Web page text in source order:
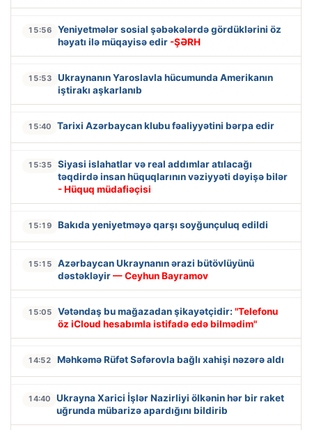
15:56
Yeniyetmələr sosial şəbəkələrdə gördüklərini öz
həyatı ilə müqayisə edir -ŞƏRH
15:53
Ukraynanın Yaroslavla hücumunda Amerikanın
iştirakı aşkarlanıb
15:40 Tarixi Azərbaycan klubu fəaliyyətini bərpa edir
15:35
Siyasi islahatlar və real addımlar atılacağı
təqdirdə insan hüquqlarının vəziyyəti dəyişə bilər
- Hüquq müdafiəçisi
15:19 Bakıda yeniyetməyə qarşı soyğunçuluq edildi
15:15
Azərbaycan Ukraynanın ərazi bütövlüyünü
dəstəkləyir— Ceyhun Bayramov
15:05 Vətəndaş bu mağazadan şikayətçidir: "Telefonu
öz iCloud hesabımla istifadə edə bilmədim"
14:52 Məhkəmə Rüfət Səfərovla bağlı xahişi nəzərə aldı
14:40
Ukrayna Xarici İşlər Nazirliyi ölkənin hər bir raket
uğrunda mübarizə apardığını bildirib